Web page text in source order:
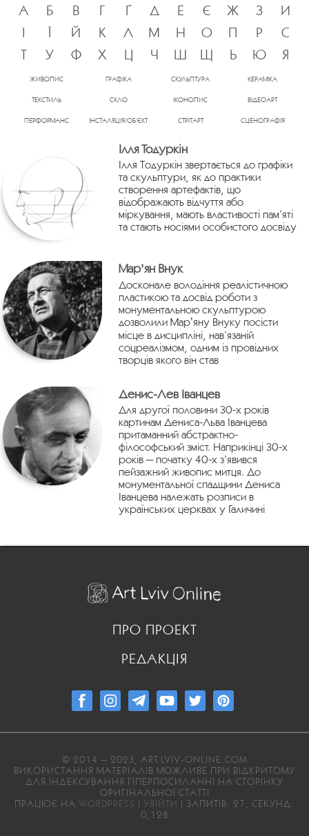
А
Б В Г Ґ Д Е Є Ж З
И
І
Ї Й К Л М Н О П Р
С
Т
У Ф Х Ц Ч Ш Щ Ь Ю Я
ЖИВОПИС ГРАФІКА СКУЛЬПТУРА КЕРАМІКА
ТЕКСТИЛЬ СКЛО ІКОНОПИС ВІДЕОАРТ
ПЕРФОРМАНС ІНСТАЛЯЦІЯ/ОБ’ЄКТ СТРІТАРТ СЦЕНОГРАФІЯ
Ілля Тодуркін
Ілля Тодуркін звертається до графіки
та скульптури, як до практики
створення артефактів, що
відображають відчуття або
міркування, мають властивості пам’яті
та стають носіями особистого досвіду
Марʼян Внук
Досконале володіння реалістичною
пластикою та досвід роботи з
монументальною скульптурою
дозволили Марʼяну Внуку посісти
місце в дисципліні, нав’язаній
соцреалізмом, одним із провідних
творців якого він став
Денис-Лев Іванцев
Для другої половини 30-х років
картинам Дениса-Льва Іванцева
притаманний абстрактно-
філософський зміст. Наприкінці 30-х
років — початку 40-х з’явився
пейзажний живопис митця. До
монументальної спадщини Дениса
Іванцева належать розписи в
українських церквах у Галичині
ПРО ПРОЕКТ
РЕДАКЦІЯ
© 2014 — 2023, ART.LVIV-ONLINE.COM
ВИКОРИСТАННЯ МАТЕРІАЛІВ МОЖЛИВЕ ПРИ ВІДКРИТОМУ
ДЛЯ ІНДЕКСУВАННЯ ГІПЕРПОСИЛАННІ НА СТОРІНКУ
ОРИГІНАЛЬНОЇ СТАТТІ
ПРАЦЮЄ НА WORDPRESS | УВІЙТИ | ЗАПИТІВ: 27, СЕКУНД:
0,128